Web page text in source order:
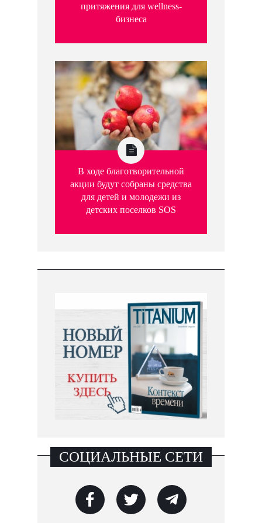
притяжения для wellness-
бизнеса
В ходе благотворительной
акции будут собраны средства
для детей и молодежи из
детских поселков SOS
СОЦИАЛЬНЫЕ СЕТИ